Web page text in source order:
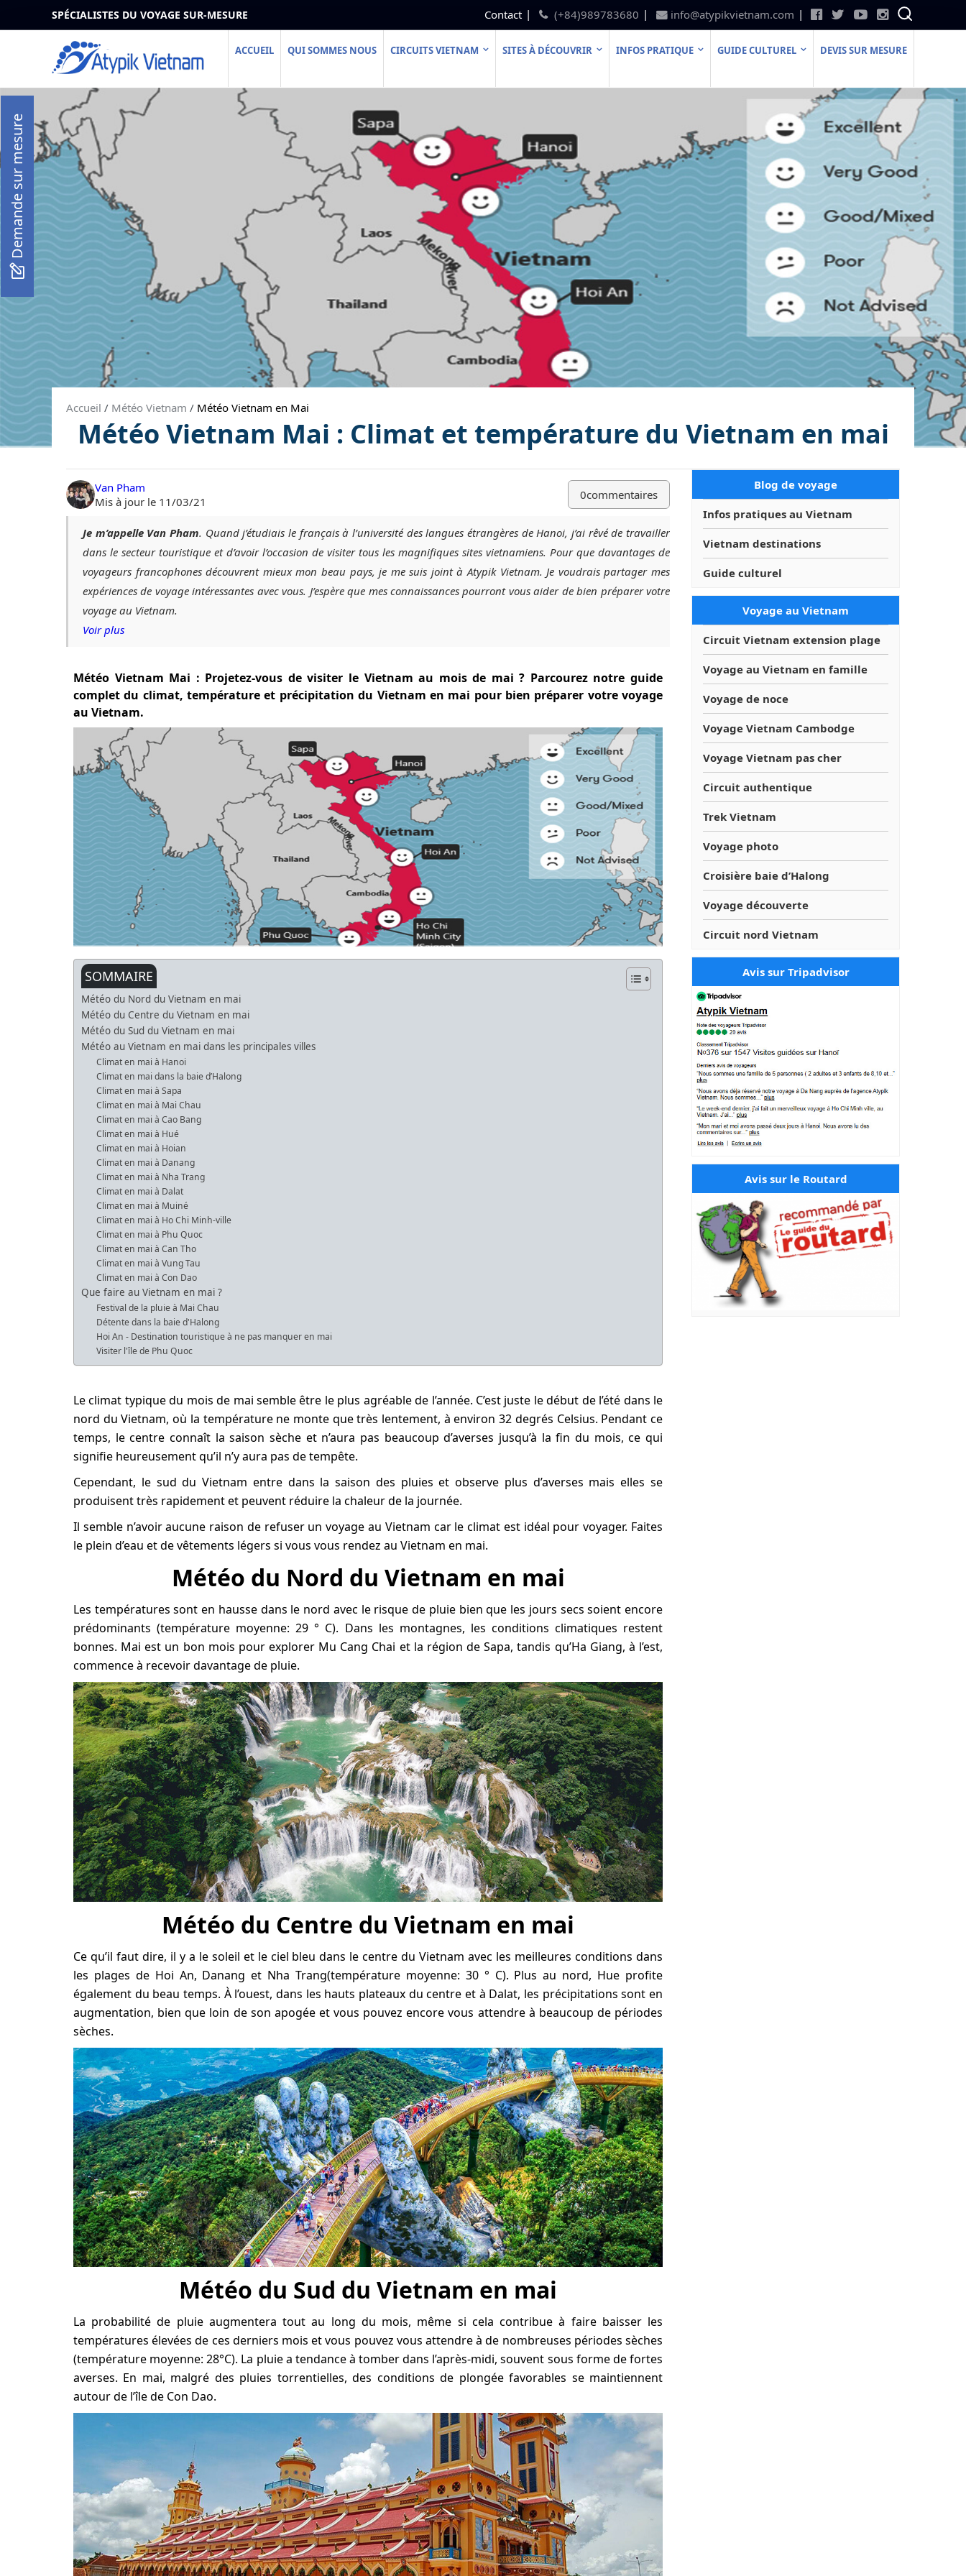
SPÉCIALISTES DU VOYAGE SUR-MESURE Contact (+84)989783680 info@atypikvietnam.com
ACCUEIL QUI SOMMES NOUS CIRCUITS VIETNAM SITES À DÉCOUVRIR INFOS PRATIQUE GUIDE CULTUREL DEVIS SUR MESURE
Accueil / Météo Vietnam / Météo Vietnam en Mai
Météo Vietnam Mai : Climat et température du Vietnam en mai
Van Pham
Mis à jour le 11/03/21
0commentaires
Je m’appelle Van Pham. Quand j’étudiais le français à l’université des langues étrangères de Hanoi, j’ai rêvé de travailler
dans le secteur touristique et d’avoir l’occasion de visiter tous les magnifiques sites vietnamiens. Pour que davantages de
voyageurs francophones découvrent mieux mon beau pays, je me suis joint à Atypik Vietnam. Je voudrais partager mes
expériences de voyage intéressantes avec vous. J’espère que mes connaissances pourront vous aider de bien préparer votre
voyage au Vietnam.
Voir plus
Météo Vietnam Mai : Projetez-vous de visiter le Vietnam au mois de mai ? Parcourez notre guide
complet du climat, température et précipitation du Vietnam en mai pour bien préparer votre voyage
au Vietnam.
SOMMAIRE
Météo du Nord du Vietnam en mai
Météo du Centre du Vietnam en mai
Météo du Sud du Vietnam en mai
Météo au Vietnam en mai dans les principales villes
Climat en mai à Hanoi
Climat en mai dans la baie d’Halong
Climat en mai à Sapa
Climat en mai à Mai Chau
Climat en mai à Cao Bang
Climat en mai à Hué
Climat en mai à Hoian
Climat en mai à Danang
Climat en mai à Nha Trang
Climat en mai à Dalat
Climat en mai à Muiné
Climat en mai à Ho Chi Minh-ville
Climat en mai à Phu Quoc
Climat en mai à Can Tho
Climat en mai à Vung Tau
Climat en mai à Con Dao
Que faire au Vietnam en mai ?
Festival de la pluie à Mai Chau
Détente dans la baie d'Halong
Hoi An - Destination touristique à ne pas manquer en mai
Visiter l'île de Phu Quoc
Le climat typique du mois de mai semble être le plus agréable de l’année. C’est juste le début de l’été dans le
nord du Vietnam, où la température ne monte que très lentement, à environ 32 degrés Celsius. Pendant ce
temps, le centre connaît la saison sèche et n’aura pas beaucoup d’averses jusqu’à la fin du mois, ce qui
signifie heureusement qu’il n’y aura pas de tempête.
Cependant, le sud du Vietnam entre dans la saison des pluies et observe plus d’averses mais elles se
produisent très rapidement et peuvent réduire la chaleur de la journée.
Il semble n’avoir aucune raison de refuser un voyage au Vietnam car le climat est idéal pour voyager. Faites
le plein d’eau et de vêtements légers si vous vous rendez au Vietnam en mai.
Météo du Nord du Vietnam en mai
Les températures sont en hausse dans le nord avec le risque de pluie bien que les jours secs soient encore
prédominants (température moyenne: 29 ° C). Dans les montagnes, les conditions climatiques restent
bonnes. Mai est un bon mois pour explorer Mu Cang Chai et la région de Sapa, tandis qu’Ha Giang, à l’est,
commence à recevoir davantage de pluie.
Météo du Centre du Vietnam en mai
Ce qu’il faut dire, il y a le soleil et le ciel bleu dans le centre du Vietnam avec les meilleures conditions dans
les plages de Hoi An, Danang et Nha Trang(température moyenne: 30 ° C). Plus au nord, Hue profite
également du beau temps. À l’ouest, dans les hauts plateaux du centre et à Dalat, les précipitations sont en
augmentation, bien que loin de son apogée et vous pouvez encore vous attendre à beaucoup de périodes
sèches.
Météo du Sud du Vietnam en mai
La probabilité de pluie augmentera tout au long du mois, même si cela contribue à faire baisser les
températures élevées de ces derniers mois et vous pouvez vous attendre à de nombreuses périodes sèches
(température moyenne: 28°C). La pluie a tendance à tomber dans l’après-midi, souvent sous forme de fortes
averses. En mai, malgré des pluies torrentielles, des conditions de plongée favorables se maintiennent
autour de l’île de Con Dao.
Blog de voyage
Infos pratiques au Vietnam
Vietnam destinations
Guide culturel
Voyage au Vietnam
Circuit Vietnam extension plage
Voyage au Vietnam en famille
Voyage de noce
Voyage Vietnam Cambodge
Voyage Vietnam pas cher
Circuit authentique
Trek Vietnam
Voyage photo
Croisière baie d’Halong
Voyage découverte
Circuit nord Vietnam
Avis sur Tripadvisor
Avis sur le Routard
Demande sur mesure